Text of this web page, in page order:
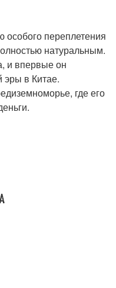
переплетения
натуральным.
и впервые он
эры в Китае.
где его